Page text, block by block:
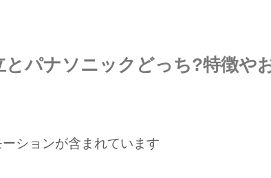
とパナソニックどっち?特徴や
ションが含まれています